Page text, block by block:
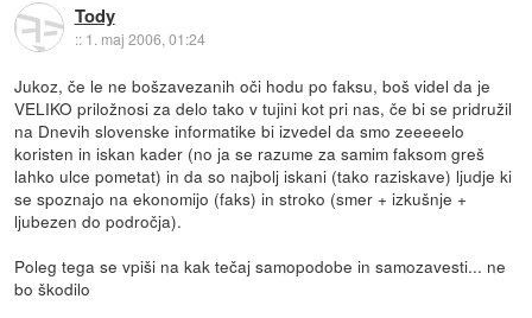
Tody
:: 1. maj 2006, 01:24
Jukoz, če le ne bošzavezanih oči hodu po faksu, boš videl da je
VELIKO priložnosi za delo tako v tujini kot pri nas, če bi se pridružil
na Dnevih slovenske informatike bi izvedel da smo zeeeeelo
koristen in iskan kader (no ja se razume za samim faksom greš
lahko ulce pometat) in da so najbolj iskani (tako raziskave) ljudje ki
se spoznajo na ekonomijo (faks) in stroko (smer + izkušnje +
ljubezen do področja).
Poleg tega se vpiši na kak tečaj samopodobe in samozavesti... ne
bo škodilo